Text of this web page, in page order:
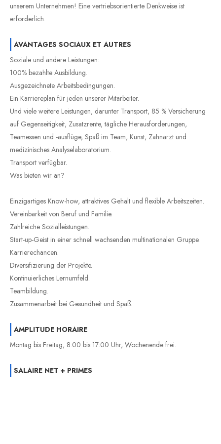
unserem Unternehmen! Eine vertriebsorientierte Denkweise ist
erforderlich.
AVANTAGES SOCIAUX ET AUTRES
Soziale und andere Leistungen:
100% bezahlte Ausbildung.
Ausgezeichnete Arbeitsbedingungen.
Ein Karriereplan für jeden unserer Mitarbeiter.
Und viele weitere Leistungen, darunter Transport, 85 % Versicherung
auf Gegenseitigkeit, Zusatzrente, tägliche Herausforderungen,
Teamessen und -ausflüge, Spaß im Team, Kunst, Zahnarzt und
medizinisches Analyselaboratorium.
Transport verfügbar.
Was bieten wir an?
Einzigartiges Know-how, attraktives Gehalt und flexible Arbeitszeiten.
Vereinbarkeit von Beruf und Familie.
Zahlreiche Sozialleistungen.
Start-up-Geist in einer schnell wachsenden multinationalen Gruppe.
Karrierechancen.
Diversifizierung der Projekte.
Kontinuierliches Lernumfeld.
Teambildung.
Zusammenarbeit bei Gesundheit und Spaß.
AMPLITUDE HORAIRE
Montag bis Freitag, 8:00 bis 17:00 Uhr, Wochenende frei.
SALAIRE NET + PRIMES